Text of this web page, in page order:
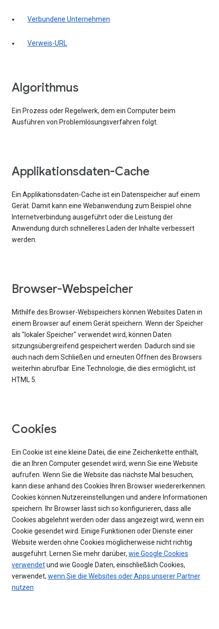
Verbundene Unternehmen
Verweis-URL
Algorithmus
Ein Prozess oder Regelwerk, dem ein Computer beim
Ausführen von Problemlösungsverfahren folgt.
Applikationsdaten-Cache
Ein Applikationsdaten-Cache ist ein Datenspeicher auf einem
Gerät. Damit kann eine Webanwendung zum Beispiel ohne
Internetverbindung ausgeführt oder die Leistung der
Anwendung durch schnelleres Laden der Inhalte verbessert
werden.
Browser-Webspeicher
Mithilfe des Browser-Webspeichers können Websites Daten in
einem Browser auf einem Gerät speichern. Wenn der Speicher
als "lokaler Speicher" verwendet wird, können Daten
sitzungsübergreifend gespeichert werden. Dadurch sind sie
auch nach dem Schließen und erneuten Öffnen des Browsers
weiterhin abrufbar. Eine Technologie, die dies ermöglicht, ist
HTML 5.
Cookies
Ein Cookie ist eine kleine Datei, die eine Zeichenkette enthält,
die an Ihren Computer gesendet wird, wenn Sie eine Website
aufrufen. Wenn Sie die Website das nächste Mal besuchen,
kann diese anhand des Cookies Ihren Browser wiedererkennen.
Cookies können Nutzereinstellungen und andere Informationen
speichern. Ihr Browser lässt sich so konfigurieren, dass alle
Cookies abgelehnt werden oder dass angezeigt wird, wenn ein
Cookie gesendet wird. Einige Funktionen oder Dienste einer
Website werden ohne Cookies möglicherweise nicht richtig
ausgeführt. Lernen Sie mehr darüber, wie Google Cookies
verwendetund wie Google Daten, einschließlich Cookies,
verwendet, wenn Sie die Websites oder Apps unserer Partner
nutzen